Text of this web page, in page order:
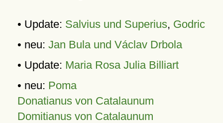
• Update: Salvius und Superius, Godric
• neu: Jan Bula und Václav Drbola
• Update: Maria Rosa Julia Billiart
• neu: Poma
Donatianus von Catalaunum
Domitianus von Catalaunum